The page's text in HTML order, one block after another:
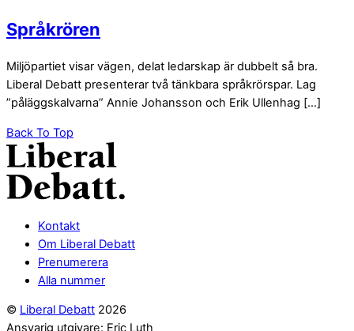
Språkrören
Miljöpartiet visar vägen, delat ledarskap är dubbelt så bra.
Liberal Debatt presenterar två tänkbara språkrörspar. Lag
”påläggskalvarna” Annie Johansson och Erik Ullenhag […]
Back To Top
Kontakt
Om Liberal Debatt
Prenumerera
Alla nummer
© Liberal Debatt 2026